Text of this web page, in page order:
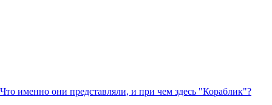
именно они представляли, и при чем здесь "Кораблик"?